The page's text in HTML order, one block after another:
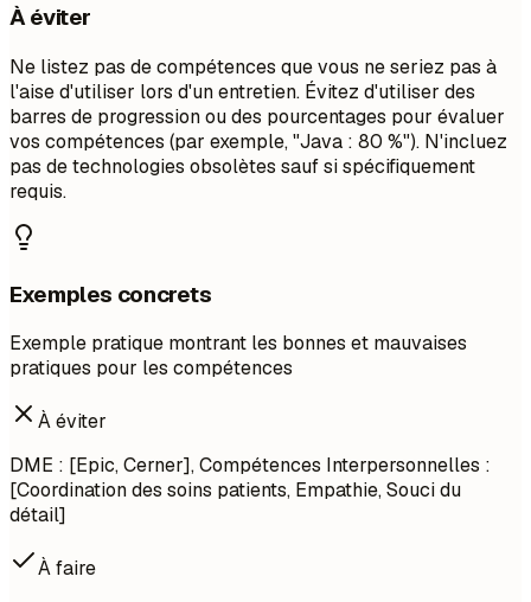
À éviter
Ne listez pas de compétences que vous ne seriez pas à
l'aise d'utiliser lors d'un entretien. Évitez d'utiliser des
barres de progression ou des pourcentages pour évaluer
vos compétences (par exemple, "Java : 80 %"). N'incluez
pas de technologies obsolètes sauf si spécifiquement
requis.
Exemples concrets
Exemple pratique montrant les bonnes et mauvaises
pratiques pour les compétences
À éviter
DME : [Epic, Cerner], Compétences Interpersonnelles :
[Coordination des soins patients, Empathie, Souci du
détail]
À faire